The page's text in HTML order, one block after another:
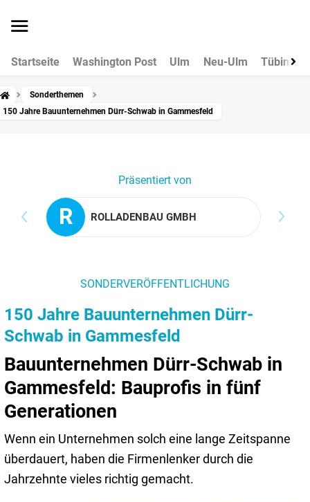
Startseite Washington Post Ulm Neu-Ulm Tübingen
Sonderthemen
150 Jahre Bauunternehmen Dürr-Schwab in Gammesfeld
Präsentiert von
R ROLLA­DENBAU GMBH
SONDERVERÖFFENTLICHUNG
150 Jahre Bauunternehmen Dürr-
Schwab in Gammesfeld
Bauunternehmen Dürr-Schwab in
Gammesfeld: Bauprofis in fünf
Generationen
Wenn ein Unternehmen solch eine lange Zeitspanne
überdauert, haben die Firmenlenker durch die
Jahrzehnte vieles richtig gemacht.